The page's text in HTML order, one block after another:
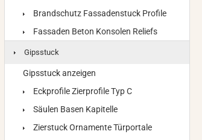
Brandschutz Fassadenstuck Profile
Fassaden Beton Konsolen Reliefs
Gipsstuck
Gipsstuck anzeigen
Eckprofile Zierprofile Typ C
Säulen Basen Kapitelle
Zierstuck Ornamente Türportale